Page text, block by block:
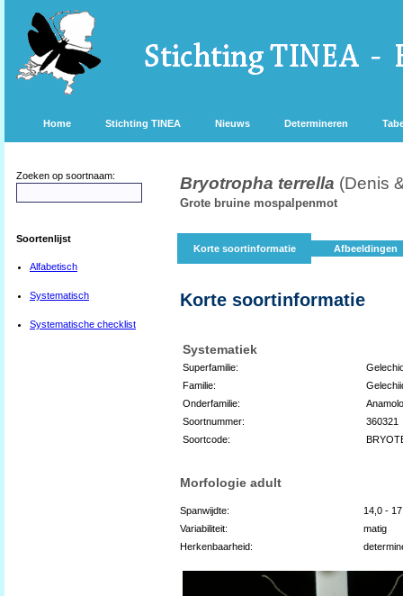
Home Stichting TINEA Nieuws Determineren
Zoeken op soortnaam:
Soortenlijst
Alfabetisch
Systematisch
Systematische checklist
Bryotropha terrella (Denis
Grote bruine mospalpenmot
Korte soortinformatie Afbeeldingen
Korte soortinformatie
Systematiek
Superfamilie:
Familie:
Onderfamilie:
Soortnummer:
360321
Soortcode:
Morfologie adult
Spanwijdte:
14,0 -
Variabiliteit:
matig
Herkenbaarheid: